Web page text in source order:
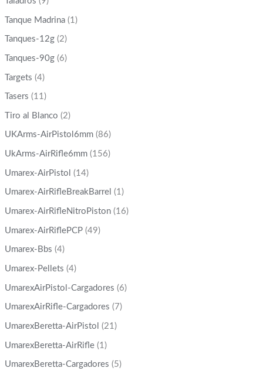
Tanque Madrina (1)
Tanques-12g (2)
Tanques-90g (6)
Targets (4)
Tasers (11)
Tiro al Blanco (2)
UKArms-AirPistol6mm (86)
UkArms-AirRifle6mm (156)
Umarex-AirPistol (14)
Umarex-AirRifleBreakBarrel (1)
Umarex-AirRifleNitroPiston (16)
Umarex-AirRiflePCP (49)
Umarex-Bbs (4)
Umarex-Pellets (4)
UmarexAirPistol-Cargadores (6)
UmarexAirRifle-Cargadores (7)
UmarexBeretta-AirPistol (21)
UmarexBeretta-AirRifle (1)
UmarexBeretta-Cargadores (5)